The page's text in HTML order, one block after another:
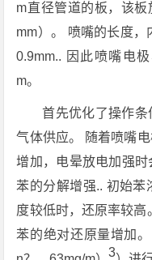
m直径管道的板，该
mm）。 喷嘴的长度，
0.9mm.. 因此喷嘴电
m。
首先优化了操作
气体供应。 随着喷嘴
增加，电晕放电加强
苯的分解增强.. 初始苯
度较低时，还原率较高
苯的绝对还原量增加
3